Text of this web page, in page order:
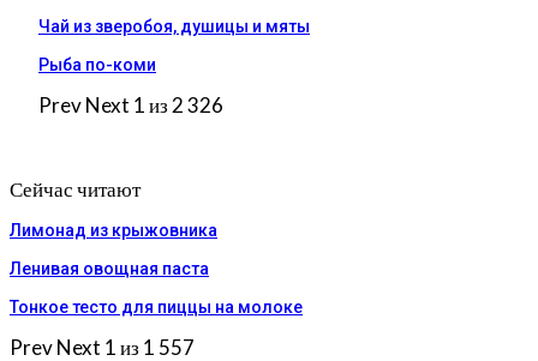
Чай из зверобоя, душицы и мяты
Рыба по-коми
PrevNext 1 из 2 326
Сейчас читают
Лимонад из крыжовника
Ленивая овощная паста
Тонкое тесто для пиццы на молоке
PrevNext 1 из 1 557